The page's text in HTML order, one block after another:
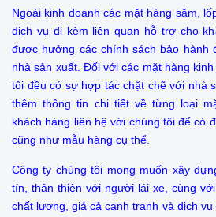
Ngoài kinh doanh các mặt hàng săm,
dịch vụ đi kèm liên quan hỗ trợ cho
được hưởng các chính sách bảo hành
nhà sản xuất. Đối với các mặt hàng
tôi đều có sự hợp tác chặt chẽ với nhà
thêm thông tin chi tiết về từng loại
khách hàng liên hệ với chúng tôi để có
cũng như mẫu hàng cụ thể.
Công ty chúng tôi mong muốn xây
tín, thân thiện với người lái xe, cùng
chất lượng, giá cả cạnh tranh và dịch